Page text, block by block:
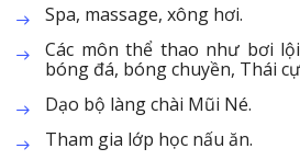
Spa, massage, xông hơi.
Các môn thể thao như bơi
bóng đá, bóng chuyền, Thái
Dạo bộ làng chài Mũi Né.
Tham gia lớp học nấu ăn.